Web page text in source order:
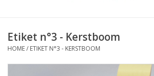
Transparant
Ballotins
Etiket n°3 - Kerstboom
HOME/ ETIKET N°3 - KERSTBOOM